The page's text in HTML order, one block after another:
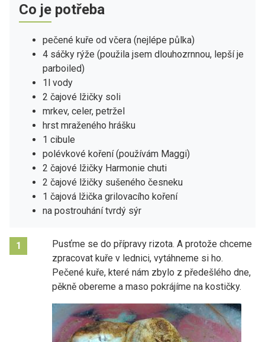
Co je potřeba
pečené kuře od včera (nejlépe půlka)
4 sáčky rýže (použila jsem dlouhozrnnou, lepší je
parboiled)
1l vody
2 čajové lžičky soli
mrkev, celer, petržel
hrst mraženého hrášku
1 cibule
polévkové koření (používám Maggi)
2 čajové lžičky Harmonie chuti
2 čajové lžičky sušeného česneku
1 čajová lžička grilovacího koření
na postrouhání tvrdý sýr
1
Pusťme se do přípravy rizota. A protože chceme
zpracovat kuře v lednici, vytáhneme si ho.
Pečené kuře, které nám zbylo z předešlého dne,
pěkně obereme a maso pokrájíme na kostičky.